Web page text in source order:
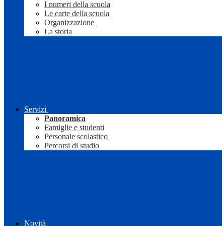
I numeri della scuola
Le carte della scuola
Organizzazione
La storia
Servizi
Panoramica
Famiglie e studenti
Personale scolastico
Percorsi di studio
Novità